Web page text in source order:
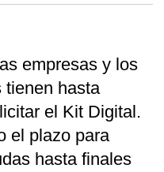
empresas y los
tienen hasta
el Kit Digital.
el plazo para
hasta finales